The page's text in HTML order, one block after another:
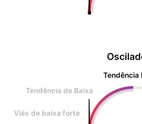
Tendência
Tendência de Baixa
Viés de baixa forte